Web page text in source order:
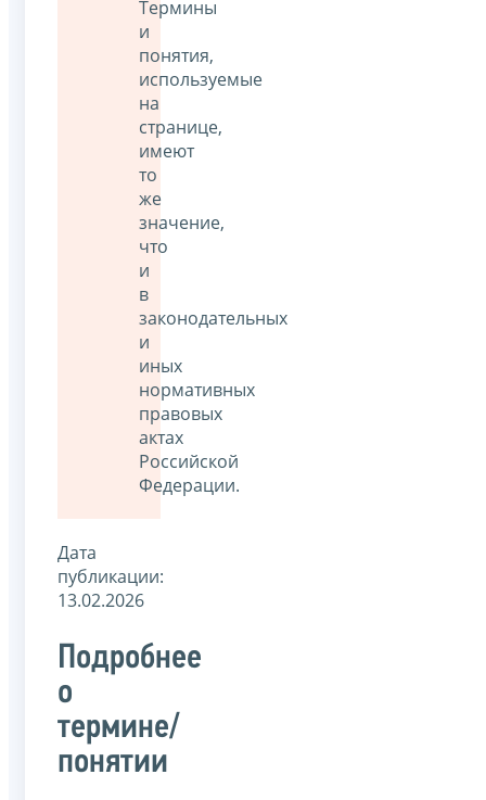
Термины
и
понятия,
используемые
на
странице,
имеют
то
же
значение,
что
и
в
законодательных
и
иных
нормативных
правовых
актах
Российской
Федерации.
Дата
публикации:
13.02.2026
Подробнее
о
термине/
понятии